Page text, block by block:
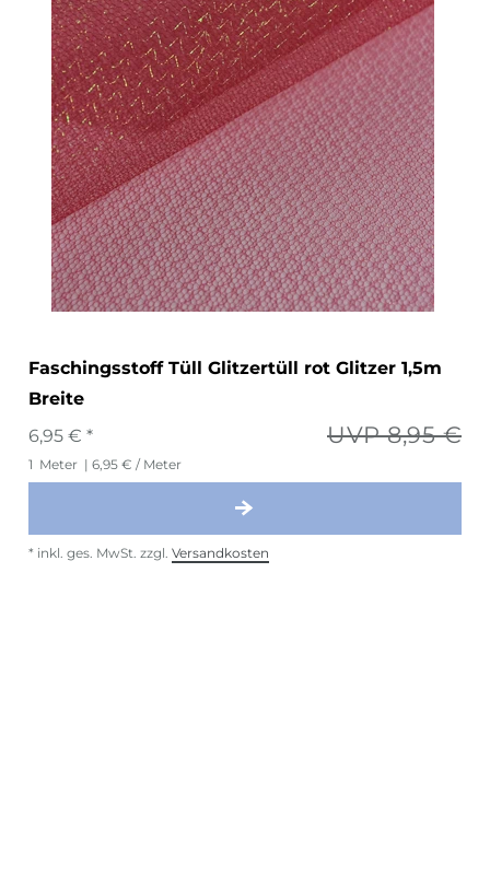
Faschingsstoff Tüll Glitzertüll rot Glitzer 1,5m
Breite
UVP 8,95 €
6,95 € *
1 Meter | 6,95 € / Meter
* inkl. ges. MwSt. zzgl. Versandkosten